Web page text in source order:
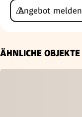
Angebot melden
ÄHNLICHE OBJEKTE